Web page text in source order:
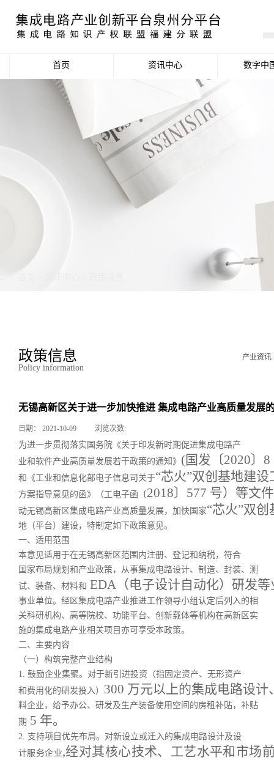
首页 资讯中心
政策信息
活动公告
数据统计分析
数字中
政策信息
Policy information
产业资讯
无锡高新区关于进一步加快推进 集成电路产业高质量发展
日期： 2021-10-09 浏览次数:
为进一步贯彻落实国务院《关于印发新时期促进集成电路产
业和软件产业高质量发展若干政策的通知》 (国发〔2020〕8
和《工业和信息化部电子信息司关于“芯火”双创基地建设
方案指导意见的函》（工电子函〔 2018〕577 号）等文
动无锡高新区集成电路产业高质量发展，加快国家“芯火”双创
地（平台）建设，特制定如下政策意见。
一、适用范围
本意见适用于在无锡高新区范围内注册、登记和纳税，符合
国家布局规划和产业政策，从事集成电路设计、制造、封装、测
试、装备、材料和 EDA（电子设计自动化）研发
事业单位。经区集成电路产业推进工作领导小组认定后列入的相
关科研机构、高等院校、功能平台、创新载体等机构在高新区实
施的集成电路产业相关项目亦可享受本政策。
二、主要内容
（一）构筑完整产业结构
1. 鼓励企业集聚。对于新引进投资（指固定资产、无形资产
和费用化的研发投入） 300 万元以上的集成电路设计
料企业，给予办公、研发及生产装备使用空间的房租补贴，补贴
期 5 年。
2. 支持项目优先布局。对新设立或迁入的集成电路设计及设
计服务企业,经对其核心技术、工艺水平和市场